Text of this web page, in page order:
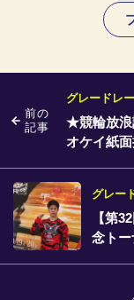
前の
記事
グレードレ
★競輪放
オケイ紙
グレー
【第
念ト